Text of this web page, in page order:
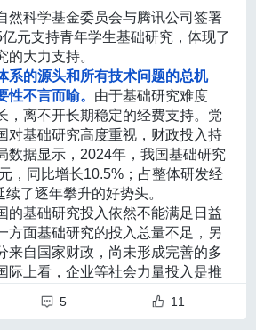
联合密切随访为主，而非常规手术干
型烟雾病如不进行外科干预，TIA和
与早期认知功能受损密切相关，因此
实施血运重建以改善脑灌注和神经功
尚未受累的一侧行“预防性搭桥”，以
。
的时机选择
/亚急性脑梗死或出血时，应暂缓血
稳定病情，通常观察1~3个月后再评
用于2岁以下儿童。
全性较高的非处方外用药，常用于
瘙痒问题。使用前应摇匀，均匀涂
程能带走热量，以微观上的“冷却效
止痒作用不是很强，仅适用于轻微
全，可根据需要使用，无需严格限
了《哪吒2》影响力的扩大。
明的人物，《哪吒2》的故事具体是
介绍了其运用的
神话，主人公往往是英雄，而英雄是
。英雄之旅实际上是一个成长和改
的旅程能让故事好看、牢牢吸引观
媒介的接受集中在较短的时间内，
原理最符合这种叙事模型。“英雄之
心理机制，因而《哪吒2》对其的
众的预期。基于成功的模式说服观
2》正是靠着这般细腻的融合讲好了
神话。
学真实与艺术设计
，中国科普作家协会科学与影视融
，高级工程师
学科壁垒、衔接研究热点的“认知导
能、量子计算、脑机接口等前沿技
做好面向科研后备军的科普更显重
探索和尝试：2024年全国科普日活
大科学计划、新质生产力科普等活
前沿科技科普，与科研院所、高
共建“科普创新实验室”，等等。未
究怎样更好地将前沿高阶科普深度
条，让知识传播与学术创新形成共
平科普人才。现在，我国科普人员
是高层次的科普创作人才短缺。根
国科普专、兼职人员共216万人，
29万人。为加快科普人才培养，可
然科学基金委员会与腾讯公司签署
元支持青年学生基础研究，体现了
的大力支持。
系的源头和所有技术问题的总机
性不言而喻。 由于基础研究难度
，离不开长期稳定的经费支持。党
对基础研究高度重视，财政投入持
数据显示，2024年，我国基础研究
，同比增长10.5%；占整体研发经
了逐年攀升的好势头。
的基础研究投入依然不能满足日益
方面基础研究的投入总量不足，另
来自国家财政，尚未形成完善的多
际上看，企业等社会力量投入是推
有较大提升空间。《2023年全国科
5 11